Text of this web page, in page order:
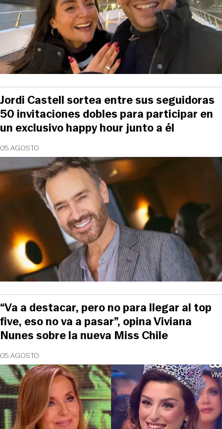
05 AGOSTO
Jordi Castell sortea entre sus seguidoras
50 invitaciones dobles para participar en
un exclusivo happy hour junto a él
05 AGOSTO
“Va a destacar, pero no para llegar al top
five, eso no va a pasar”, opina Viviana
Nunes sobre la nueva Miss Chile